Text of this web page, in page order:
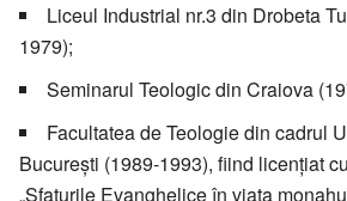
Liceul Industrial nr.3 din Drobeta
1979);
Seminarul Teologic din Craiova
Facultatea de Teologie din cadrul
București (1989-1993), fiind licențiat
„Sfaturile Evanghelice în viața